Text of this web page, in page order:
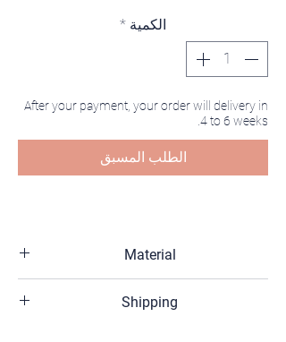
الكمية *
After your payment, your order will delivery in
4 to 6 weeks.
الطلب المسبق
Material
quartz, Amethyst, citrine, white crystal
Shipping